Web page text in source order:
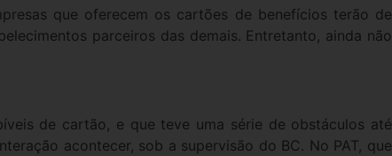
que oferecem os cartões de benefícios terão de
parceiros das demais. Entretanto, ainda não
de cartão, e que teve uma série de obstáculos até
acontecer, sob a supervisão do BC. No PAT, que